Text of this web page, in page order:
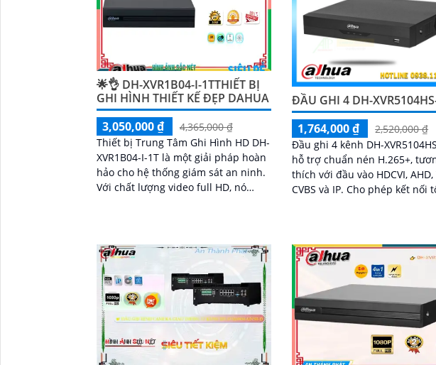
🌟👌 DH-XVR1B04-I-1TTHIẾT BỊ
GHI HÌNH THIẾT KẾ ĐẸP DAHUA
3,050,000 ₫
4,365,000 ₫
Thiết bị Trung Tâm Ghi Hình HD DH-
XVR1B04-I-1T là một giải pháp hoàn
hảo cho hệ thống giám sát an ninh.
Với chất lượng video full HD, nó
ĐẦU GHI 4 DH-
1,764,000 ₫
2,520,000 ₫
Đầu ghi 4 kênh DH-
hỗ trợ chuẩn nén H.265+,
thích với đầu vào HDCVI, AHD,
CVBS và IP. Cho phép kết nối tối đa 6